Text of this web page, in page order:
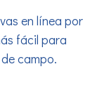
en línea por
fácil para
campo.